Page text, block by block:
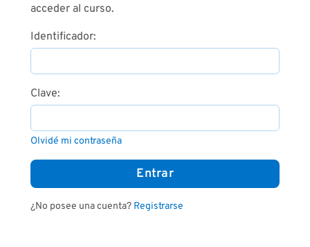
acceder al curso.
Identificador:
Clave:
Olvidé mi contraseña
¿No posee una cuenta? Registrarse